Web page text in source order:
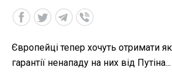
Європейці тепер хочуть отримати
гарантії ненападу на них від Путіна...